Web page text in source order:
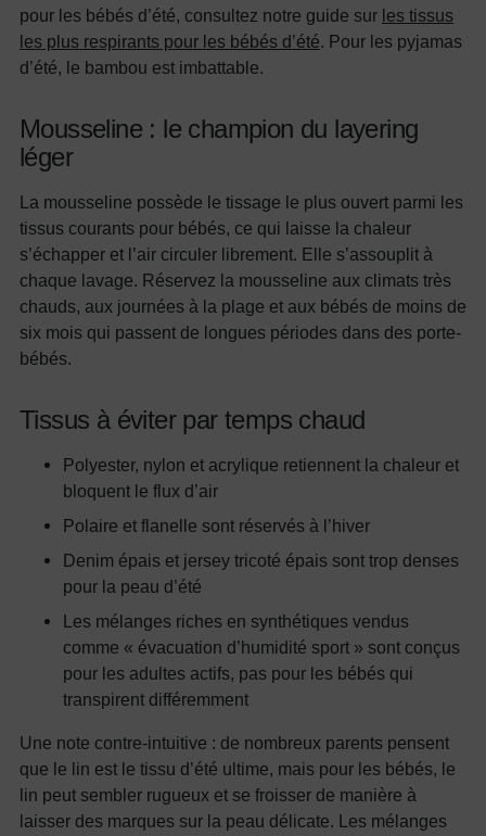
pour les bébés d’été, consultez notre guide sur les tissus
les plus respirants pour les bébés d’été. Pour les pyjamas
d’été, le bambou est imbattable.
Mousseline : le champion du layering
léger
La mousseline possède le tissage le plus ouvert parmi les
tissus courants pour bébés, ce qui laisse la chaleur
s’échapper et l’air circuler librement. Elle s’assouplit à
chaque lavage. Réservez la mousseline aux climats très
chauds, aux journées à la plage et aux bébés de moins de
six mois qui passent de longues périodes dans des porte-
bébés.
Tissus à éviter par temps chaud
Polyester, nylon et acrylique retiennent la chaleur et
bloquent le flux d’air
Polaire et flanelle sont réservés à l’hiver
Denim épais et jersey tricoté épais sont trop denses
pour la peau d’été
Les mélanges riches en synthétiques vendus
comme « évacuation d’humidité sport » sont conçus
pour les adultes actifs, pas pour les bébés qui
transpirent différemment
Une note contre-intuitive : de nombreux parents pensent
que le lin est le tissu d’été ultime, mais pour les bébés, le
lin peut sembler rugueux et se froisser de manière à
laisser des marques sur la peau délicate. Les mélanges